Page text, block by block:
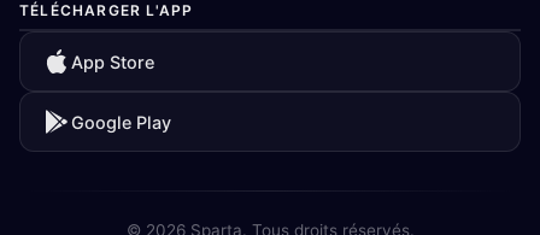
TÉLÉCHARGER L'APP
App Store
Google Play
© 2026 Sparta. Tous droits réservés.